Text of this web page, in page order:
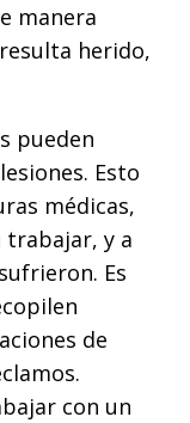
manera
herido,
pueden
Esto
médicas,
trabajar, y a
Es
de
con un